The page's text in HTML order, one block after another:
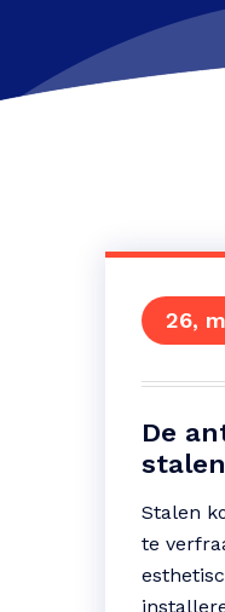
26,
De
Stalen
te